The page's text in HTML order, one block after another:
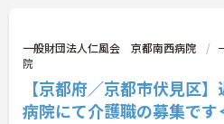
ご興味ある方には、面接対策ポイン
詳細をお話しいたしますのでお気軽
い。
一般財団法人仁風会 京都南西病院
院
【京都府／京都市伏見区
病院にて介護職の募集です